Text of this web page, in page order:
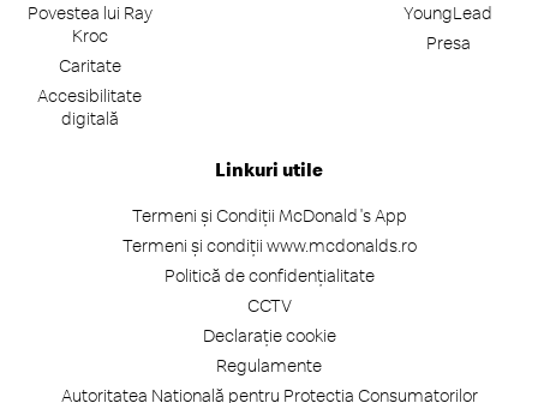
Povestea lui Ray
Kroc
Caritate
Accesibilitate
digitală
YoungLead
Presa
Linkuri utile
Termeni și Condiții McDonald's App
Termeni și condiții www.mcdonalds.ro
Politică de confidențialitate
CCTV
Declarație cookie
Regulamente
Autoritatea Națională pentru Protecția Consumatorilor